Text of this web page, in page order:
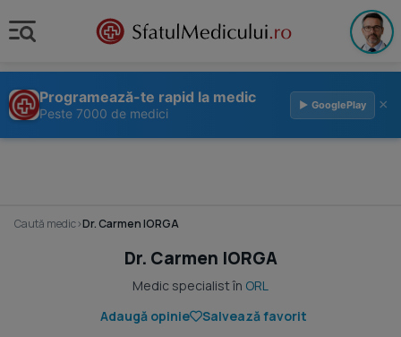
Programează-te rapid la medic
Peste 7000 de medici
▶ GooglePlay ×
Caută medic›Dr. Carmen IORGA
Dr. Carmen IORGA
Medic specialist în ORL
Adaugă opinie
Salvează favorit